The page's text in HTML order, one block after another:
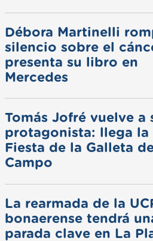
Débora Martinelli
silencio sobre el
presenta su libro en
Mercedes
Tomás Jofré vuelve a
protagonista: llega la
Fiesta de la Galleta
Campo
La rearmada de la
bonaerense tendrá
parada clave en La